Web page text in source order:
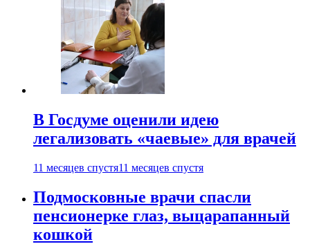
В Госдуме оценили идею
легализовать «чаевые» для врачей
11 месяцев спустя11 месяцев спустя
Подмосковные врачи спасли
пенсионерке глаз, выцарапанный
кошкой